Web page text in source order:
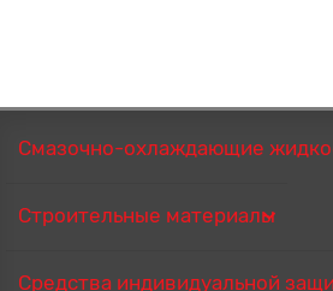
Смазочно-охлаждающие
Строительные материалы
Средства индивидуальной